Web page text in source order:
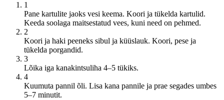
1
Pane kartulite jaoks vesi keema. Koori ja tükelda kartulid.
Keeda soolaga maitsestatud vees, kuni need on pehmed.
2
Koori ja haki peeneks sibul ja küüslauk. Koori, pese ja
tükelda porgandid.
3
Lõika iga kanakintsuliha 4–5 tükiks.
4
Kuumuta pannil õli. Lisa kana pannile ja prae segades umbes
5–7 minutit.